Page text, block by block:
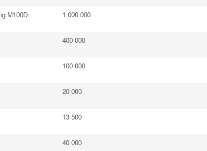
M100D: 1 000 000
400 000
100 000
20 000
13 500
40 000